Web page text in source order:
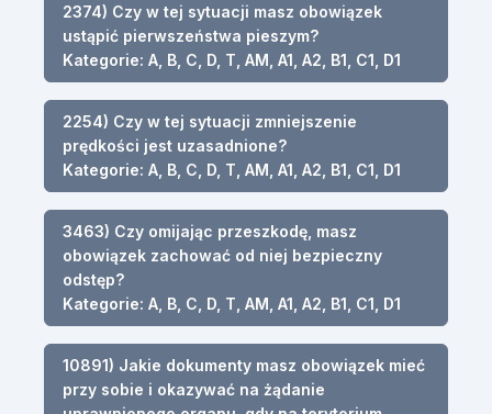
2374) Czy w tej sytuacji masz obowiązek
ustąpić pierwszeństwa pieszym?
Kategorie: A, B, C, D, T, AM, A1, A2, B1, C1, D1
2254) Czy w tej sytuacji zmniejszenie
prędkości jest uzasadnione?
Kategorie: A, B, C, D, T, AM, A1, A2, B1, C1, D1
3463) Czy omijając przeszkodę, masz
obowiązek zachować od niej bezpieczny
odstęp?
Kategorie: A, B, C, D, T, AM, A1, A2, B1, C1, D1
10891) Jakie dokumenty masz obowiązek mieć
przy sobie i okazywać na żądanie